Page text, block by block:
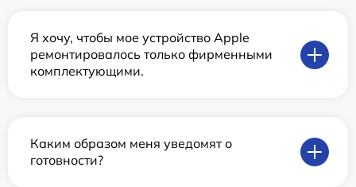
Я хочу, чтобы мое устройство Apple
ремонтировалось только фирменными
комплектующими.
Каким образом меня уведомят о
готовности?